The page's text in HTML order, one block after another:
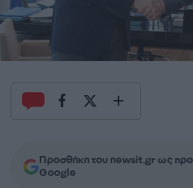
Προσθήκη του newsit.gr ως
Google